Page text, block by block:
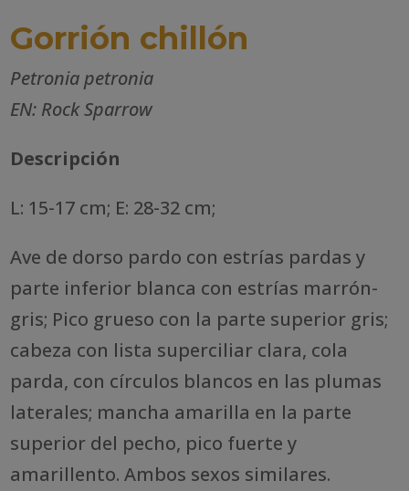
Gorrión chillón
Petronia petronia
EN: Rock Sparrow
Descripción
L: 15-17 cm; E: 28-32 cm;
Ave de dorso pardo con estrías pardas y
parte inferior blanca con estrías marrón-
gris; Pico grueso con la parte superior gris;
cabeza con lista superciliar clara, cola
parda, con círculos blancos en las plumas
laterales; mancha amarilla en la parte
superior del pecho, pico fuerte y
amarillento. Ambos sexos similares.